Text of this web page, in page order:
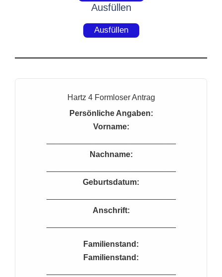
Ausfüllen
Ausfüllen
Hartz 4 Formloser Antrag
Persönliche Angaben:
Vorname:
Nachname:
Geburtsdatum:
Anschrift:
Familienstand:
Familienstand: